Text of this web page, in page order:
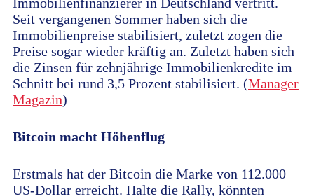
Immobilienfinanzierer in Deutschland vertritt.
Seit vergangenen Sommer haben sich die
Immobilienpreise stabilisiert, zuletzt zogen die
Preise sogar wieder kräftig an. Zuletzt haben sich
die Zinsen für zehnjährige Immobilienkredite im
Schnitt bei rund 3,5 Prozent stabilisiert. (Manager
Magazin)
Bitcoin macht Höhenflug
Erstmals hat der Bitcoin die Marke von 112.000
US-Dollar erreicht. Halte die Rally, könnten